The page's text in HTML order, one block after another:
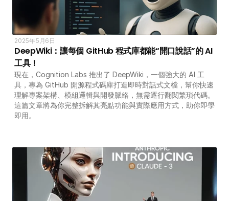
2025年5月6日
DeepWiki：讓每個 GitHub 程式庫都能“開口說話”的 AI
工具！
現在，Cognition Labs 推出了 DeepWiki，一個強大的 AI 工
具，專為 GitHub 開源程式碼庫打造即時對話式文檔，幫你快速
理解專案架構、模組邏輯與開發脈絡，無需逐行翻閱繁瑣代碼。
這篇文章將為你完整拆解其亮點功能與實際應用方式，助你即學
即用。